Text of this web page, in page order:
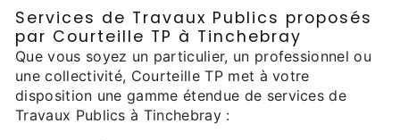
Services de Travaux Publics proposés
par Courteille TP à Tinchebray
Que vous soyez un particulier, un professionnel ou
une collectivité, Courteille TP met à votre
disposition une gamme étendue de services de
Travaux Publics à Tinchebray :